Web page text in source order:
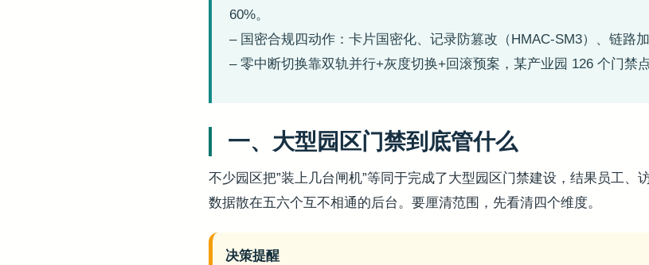
60%。
– 国密合规四动作：卡片国密化、记录防篡改（HMAC-SM3）、链路
– 零中断切换靠双轨并行+灰度切换+回滚预案，某产业园 126 个门禁
一、大型园区门禁到底管什么
不少园区把”装上几台闸机”等同于完成了大型园区门禁建设，结果员工、
数据散在五六个互不相通的后台。要厘清范围，先看清四个维度。
决策提醒